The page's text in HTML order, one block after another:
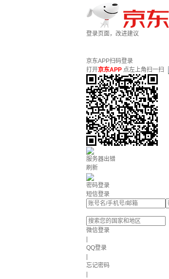
登录页面，改进建议
京东APP扫码登录
打开京东APP 点左上角扫一扫
服务器出错
刷新
密码登录
短信登录
微信登录
QQ登录
忘记密码